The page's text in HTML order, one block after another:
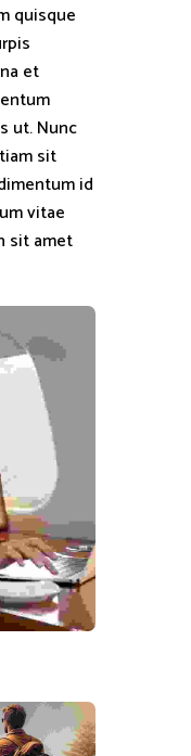
quisque
et
ut. Nunc
sit
id
vitae
sit amet